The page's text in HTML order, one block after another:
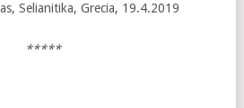
Selianitika, Grecia, 19.4.2019
*****